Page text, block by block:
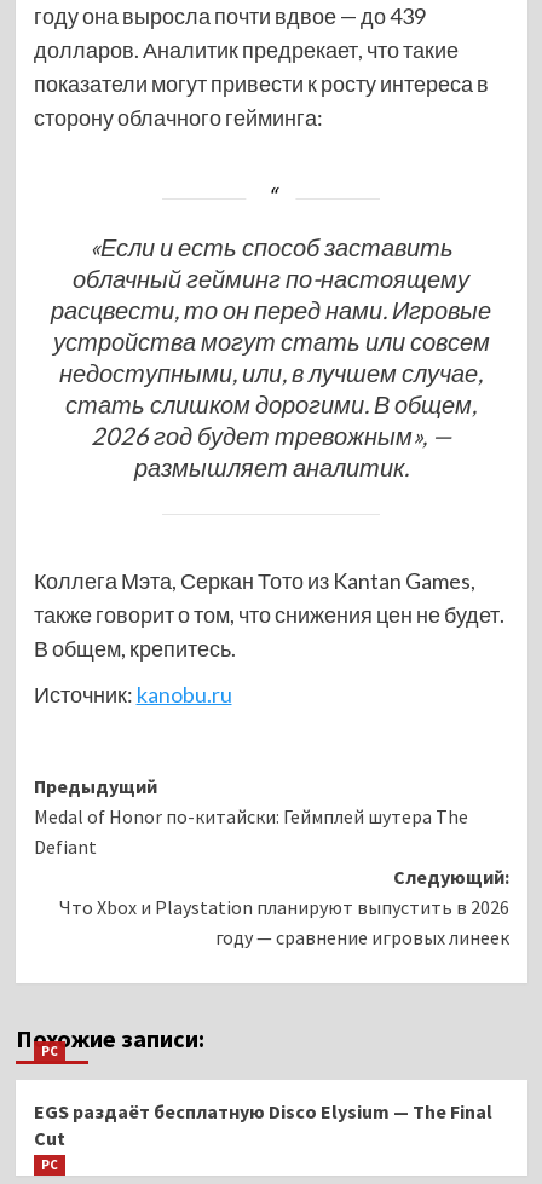
году она выросла почти вдвое — до 439
долларов. Аналитик предрекает, что такие
показатели могут привести к росту интереса в
сторону облачного гейминга:
«Если и есть способ заставить
облачный гейминг по-настоящему
расцвести, то он перед нами. Игровые
устройства могут стать или совсем
недоступными, или, в лучшем случае,
стать слишком дорогими. В общем,
2026 год будет тревожным», —
размышляет аналитик.
Коллега Мэта, Серкан Тото из Kantan Games,
также говорит о том, что снижения цен не будет.
В общем, крепитесь.
Источник: kanobu.ru
Навигация
записи
Предыдущий
Medal of Honor по-китайски: Геймплей шутера The
Defiant
Следующий:
Что Xbox и Playstation планируют выпустить в 2026
году — сравнение игровых линеек
Похожие записи:
PC
EGS раздаёт бесплатную Disco Elysium — The Final
Cut
PC